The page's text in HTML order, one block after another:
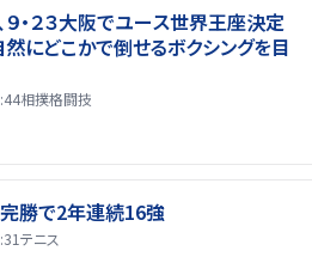
・２３大阪でユース世界王座決定
にどこかで倒せるボクシングを目
相撲格闘技
勝で2年連続16強
テニス